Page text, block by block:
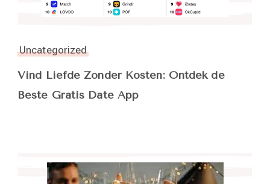
Uncategorized
Vind Liefde Zonder Kosten: Ontdek de
Beste Gratis Date App